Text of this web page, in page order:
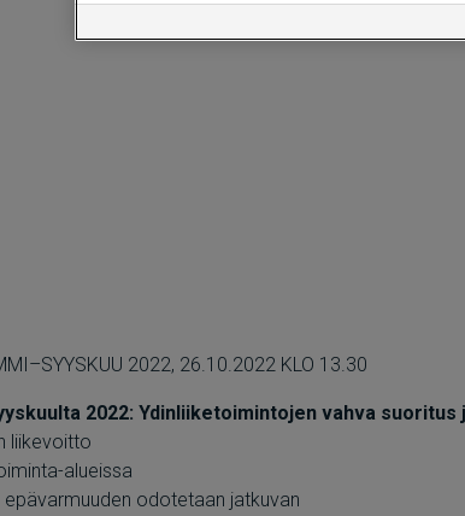
2022, 26.10.2022 KLO 13.30
2022: Ydinliiketoimintojen vahva suoritus
liikevoitto
alueissa
odotetaan jatkuvan